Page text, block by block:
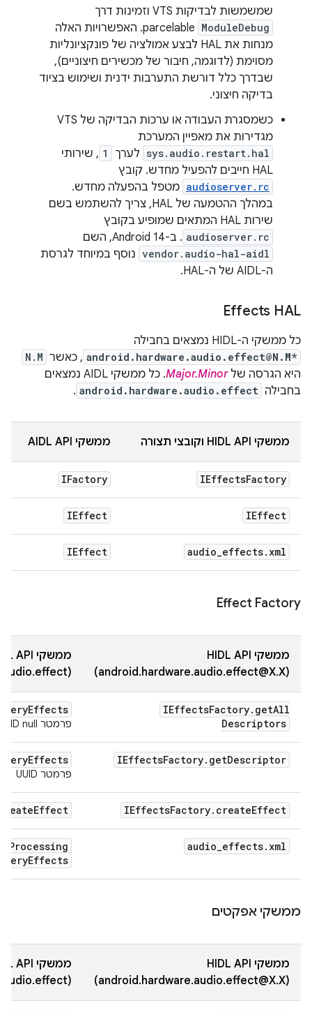
שמשמשות לבדיקות VTS וזמינות דרך
ModuleDebug
parcelable. האפשרויות האלה
מנחות את HAL לבצע אמולציה של פונקציונליות
מסוימת (לדוגמה, חיבור של מכשירים חיצוניים),
שבדרך כלל דורשת התערבות ידנית ושימוש בציוד
בדיקה חיצוני.
כשמסגרת העבודה או ערכות הבדיקה של VTS
מגדירות את מאפיין המערכת
sys.audio.restart.hal לערך 1 , שירותי
HAL חייבים להפעיל מחדש. קובץ
audioserver.rc מטפל בהפעלה מחדש.
במהלך ההטמעה של HAL, צריך להשתמש בשם
שירות HAL המתאים שמופיע בקובץ
audioserver.rc . ב-Android 14, השם
vendor.audio-hal-aidl נוסף במיוחד לגרסת
ה-AIDL של ה-HAL.
Effects HAL
כל ממשקי ה-HIDL נמצאים בחבילה
android.hardware.audio.effect@N.M* , כאשר N.M
היא הגרסה שלMajor.Minor
. כל ממשקי AIDL נמצאים
בחבילה android.hardware.audio.effect
.
ממשקי HIDL API וקובצי תצורה ממשקי AIDL API
IEffectsFactory
IFactory
IEffect
IEffect
audio_effects. xml
IEffect
Effect Factory
ממשקי HIDL API
‏(android.hardware.audio.effect@X.X)
ממשקי AIDL API
(android.hardware.audio.effect)
IEffectsFactory. getAll
Descriptors
Effects
פרמטר UUID null
IEffectsFactory. getDescriptor
Effects
פרמטר UUID
IEffectsFactory. createEffect
Effect
audio_effects. xml
Processing
Effects
ממשקי אפקטים
ממשקי HIDL API
(android.hardware.audio.effect@X.X)
ממשקי AIDL API
(android.hardware.audio.effect)